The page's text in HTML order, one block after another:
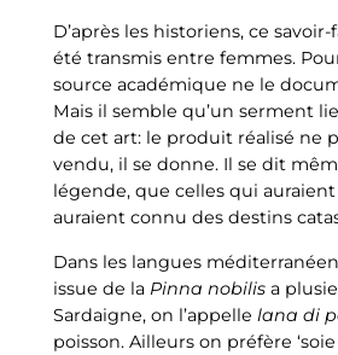
D’après les historiens, ce
été transmis entre femmes.
source académique ne le
Mais il semble qu’un serment
de cet art: le produit réalisé ne
vendu, il se donne. Il se dit
légende, que celles qui
auraient connu des destins
Dans les langues
issue de la Pinna nobilis a
Sardaigne, on l’appelle lana di
poisson. Ailleurs on préfère ‘soie